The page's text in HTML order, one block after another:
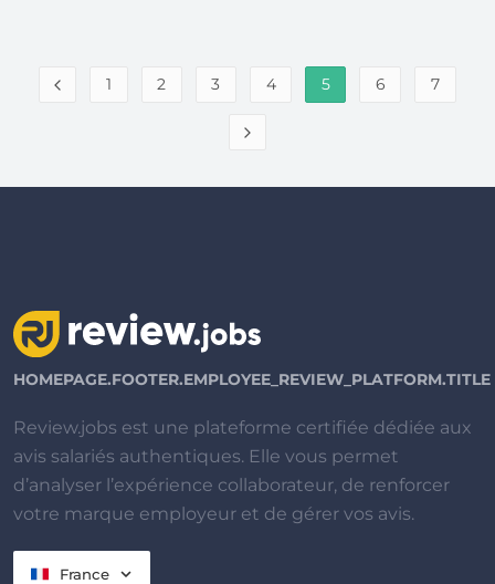
1 2 3 4 5 6 7
HOMEPAGE.FOOTER.EMPLOYEE_REVIEW_PLATFORM.TITLE
Review.jobs est une plateforme certifiée dédiée aux
avis salariés authentiques. Elle vous permet
d’analyser l’expérience collaborateur, de renforcer
votre marque employeur et de gérer vos avis.
France